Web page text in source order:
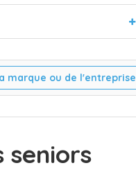
marque ou de l'entreprise
seniors